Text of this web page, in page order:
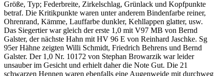
Größe, Typ; Federbreite, Zirkelschlag, Grünlack und Kopfpunkte
betraf. Die Kritikpunkte waren unter anderem Bindenfarbe reiner,
Ohrenrand, Kämme, Lauffarbe dunkler, Kehllappen glatter, usw.
Das Siegertier war gleich der erste 1,0 mit V97 MB von Bernd
Galster, der nächste Hahn mit HV 96 E von Reinhard Jaschke. Sg
95er Hähne zeigten Willi Schmidt, Friedrich Behrens und Bernd
Galster. Der 1,0 Nr. 10172 von Stephan Browarzik war leider
unsauber im Gesicht und erhielt daher die Note Gut. Die 21
schwarzen Hennen waren ebenfalls eine Augenweide mit durchweg